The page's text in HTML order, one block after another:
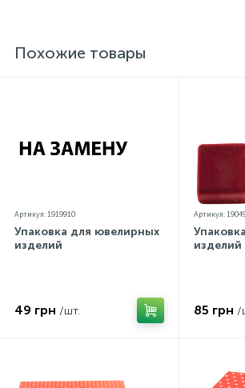
незначительно отличаться от реальных
особенностей цветопередачи экрана
Похожие товары
Артикул: 1919910
Упаковка для ювелирных
изделий
49 грн /шт.
Артикул:
изделий
85 грн /